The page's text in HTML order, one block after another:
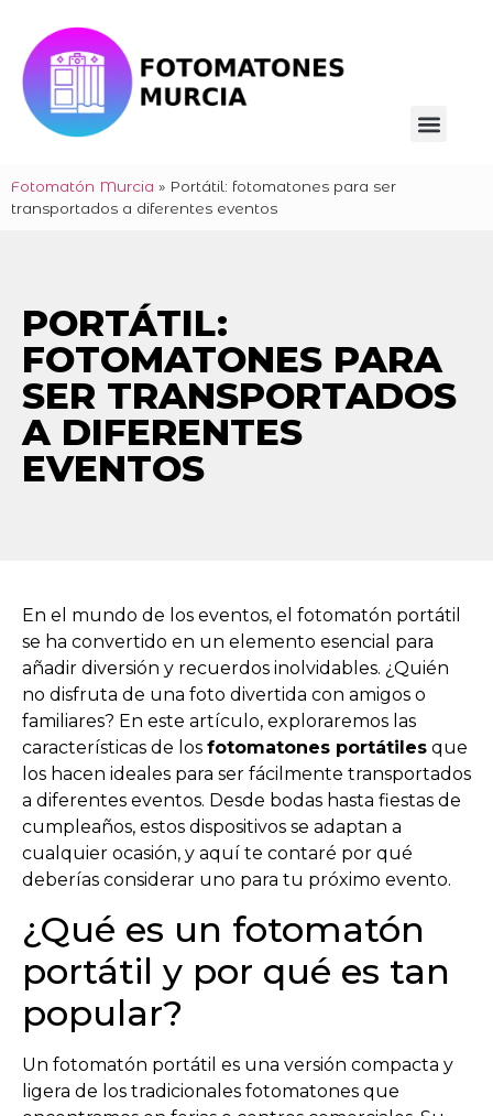
Fotomatón Murcia » Portátil: fotomatones para ser
transportados a diferentes eventos
PORTÁTIL:
FOTOMATONES PARA
SER TRANSPORTADOS
A DIFERENTES
EVENTOS
En el mundo de los eventos, el fotomatón portátil
se ha convertido en un elemento esencial para
añadir diversión y recuerdos inolvidables. ¿Quién
no disfruta de una foto divertida con amigos o
familiares? En este artículo, exploraremos las
características de los fotomatones portátiles que
los hacen ideales para ser fácilmente transportados
a diferentes eventos. Desde bodas hasta fiestas de
cumpleaños, estos dispositivos se adaptan a
cualquier ocasión, y aquí te contaré por qué
deberías considerar uno para tu próximo evento.
¿Qué es un fotomatón
portátil y por qué es tan
popular?
Un fotomatón portátil es una versión compacta y
ligera de los tradicionales fotomatones que